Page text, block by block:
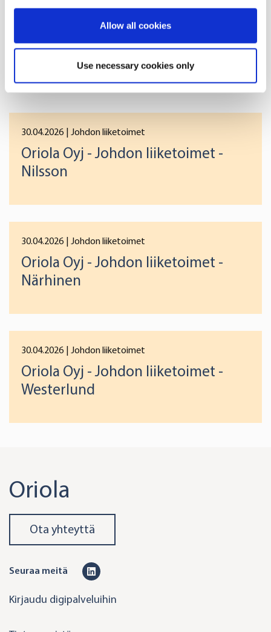
If you allow, we would also like to:
Identify your device by actively scanning it for
Find out more about how your personal data is processed
and set your preferences in the
We use cookies to offer you a better user experience,
Allow all cookies
Use necessary cookies only
puh. 010 429 013
katja.graff@oriola.com
Lisää uutisia
30.04.2026 | Johdon liiketoimet
Oriola Oyj - Johdon liiketoimet -
Nilsson
30.04.2026 | Johdon liiketoimet
Oriola Oyj - Johdon liiketoimet -
Närhinen
30.04.2026 | Johdon liiketoimet
Oriola Oyj - Johdon liiketoimet -
Westerlund
Oriola
Ota yhteyttä
Seuraa meitä
n
Kirjaudu digipalveluihin